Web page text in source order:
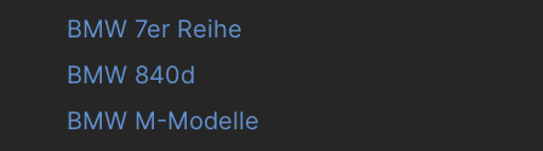
BMW 7er Reihe
BMW 840d
BMW M-Modelle